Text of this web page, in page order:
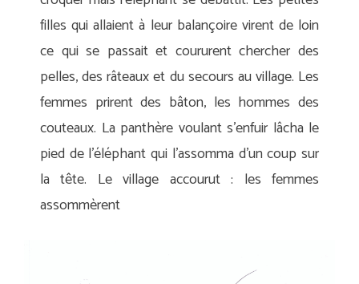
filles qui allaient à leur balançoire virent de loin
ce qui se passait et coururent chercher des
pelles, des râteaux et du secours au village. Les
femmes prirent des bâton, les hommes des
couteaux. La panthère voulant s’enfuir lâcha le
pied de l’éléphant qui l’assomma d’un coup sur
la tête. Le village accourut : les femmes
assommèrent